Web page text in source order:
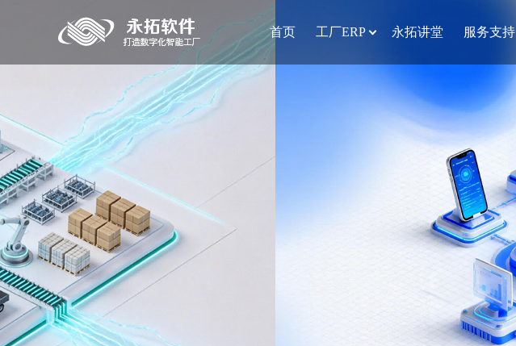
首页 工厂ERP 永拓讲堂 服务支持
家具 MES 系统如何破解家居生产效率困局？5 大核心价值解析
陶瓷行业 | 一件瓷器的数字化旅程
定制家居 | 从“设计天马行空”到“生产落地无忧”
永拓数字 | 钣金装备行业5月展讯速递
永拓数字 | 塑料编织行业5月展讯速递
永拓数字 | 陶瓷行业5月展讯速递
陶瓷车间数字化升级：MES系统如何让生产效率“跑”起来？